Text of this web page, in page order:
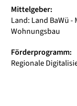
Mittelgeber:
Land: Land BaWü
Wohnungsbau
Förderprogramm:
Regionale